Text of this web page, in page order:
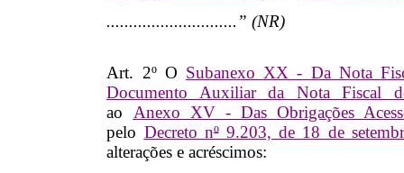
.............................” (NR)
Art. 2º O Subanexo XX - Da Nota
Documento Auxiliar da Nota Fiscal
ao Anexo XV - Das Obrigações
pelo Decreto nº9.203, de 18 de
alterações e acréscimos: